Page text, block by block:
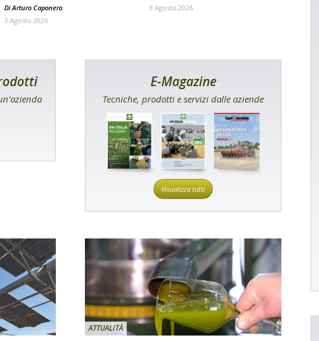
Di Arturo Caponero
3 Agosto 2026
3 Agosto 2026
E-Magazine
Tecniche, prodotti e servizi dalle aziende
Visualizza tutti
ATTUALITÀ